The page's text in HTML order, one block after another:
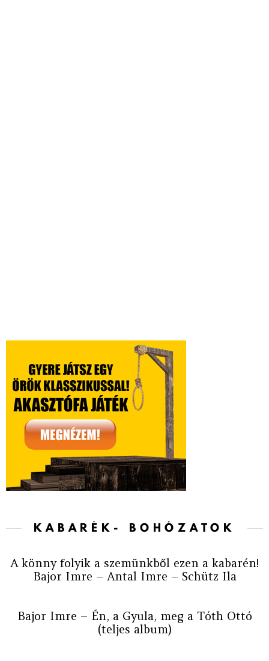
KABARÉK- BOHÓZATOK
A könny folyik a szemünkből ezen a kabarén!
Bajor Imre – Antal Imre – Schütz Ila
Bajor Imre – Én, a Gyula, meg a Tóth Ottó
(teljes album)